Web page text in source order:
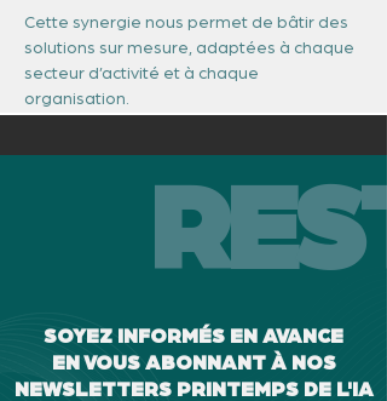
Cette synergie nous permet de bâtir des
solutions sur mesure, adaptées à chaque
secteur d’activité et à chaque
organisation.
SOYEZ INFORMÉS EN AVANCE
EN VOUS ABONNANT À NOS
NEWSLETTERS PRINTEMPS DE L'IA